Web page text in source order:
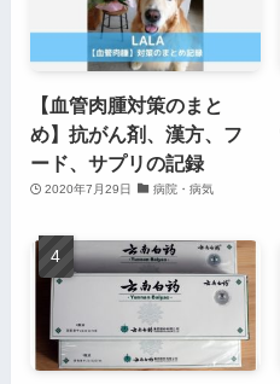
【血管肉腫対策のまと
め】抗がん剤、漢方、フ
ード、サプリの記録
2020年7月29日 病院・病気